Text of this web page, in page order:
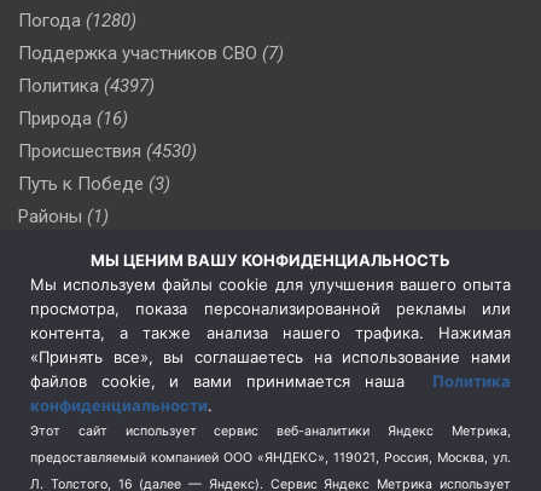
Погода (1280)
Поддержка участников СВО (7)
Политика (4397)
Природа (16)
Происшествия (4530)
Путь к Победе (3)
Районы (1)
(510)
Сельское хозяйство (3)
Социальная политика
(3)
Спецоперация в Украине
Спецоперация на Украине
(404)
Спорт (740)
Терроризм (1)
МЫ ЦЕНИМ ВАШУ КОНФИДЕНЦИАЛЬНОСТЬ
Мы используем файлы cookie для улучшения вашего опыта
просмотра, показа персонализированной рекламы или
контента, а также анализа нашего трафика. Нажимая
«Принять все», вы соглашаетесь на использование нами
файлов cookie, и вами принимается наша Политика
конфиденциальности.
Этот сайт использует сервис веб-аналитики Яндекс Метрика,
предоставляемый компанией ООО «ЯНДЕКС», 119021, Россия, Москва, ул.
Л. Толстого, 16 (далее — Яндекс). Сервис Яндекс Метрика использует